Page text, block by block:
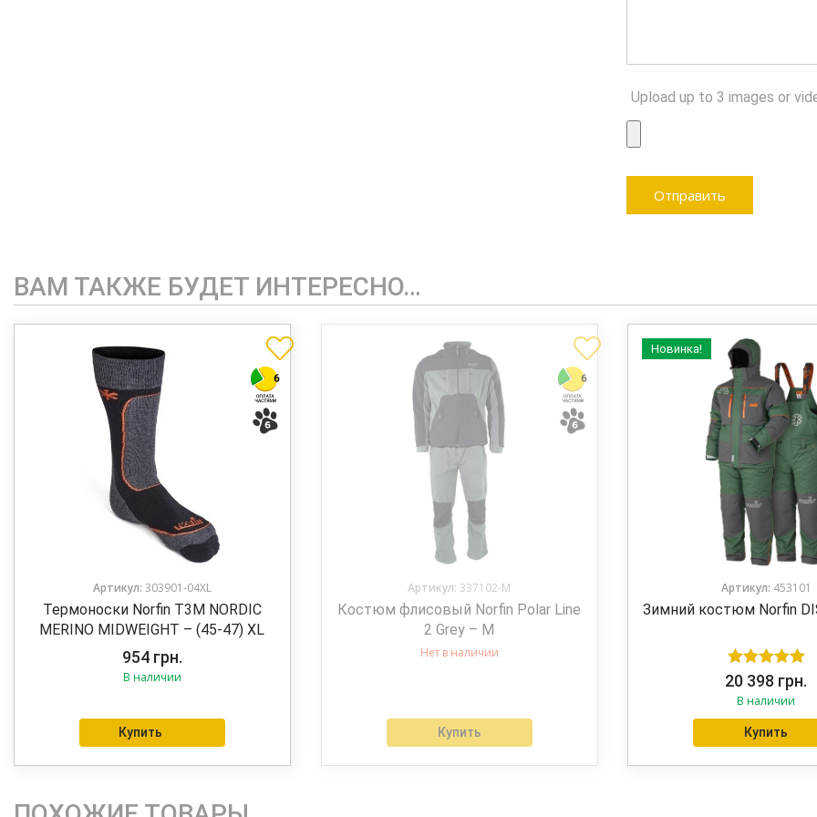
Upload up to 3 images or
ВАМ ТАКЖЕ БУДЕТ ИНТЕРЕСНО…
Артикул: 303901-04XL
Термоноски Norfin T3M NORDIC
MERINO MIDWEIGHT – (45-47) XL
954 грн.
В наличии
Купить
Артикул: 337102-M
Костюм флисовый Norfin Polar Line
2 Grey – M
Нет в наличии
Купить
Новинка!
Артикул: 453101
Зимний костюм Norfin
Оценка5.00
из 5
20 398 грн.
В наличии
Купить